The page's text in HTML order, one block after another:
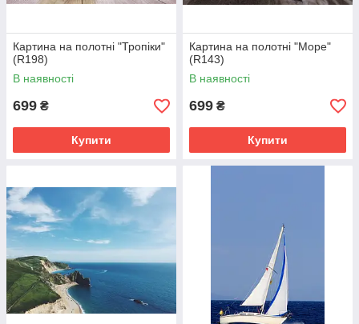
Картина на полотні "Тропіки"
(R198)
В наявності
699 ₴
Купити
Картина на полотні "Море"
(R143)
В наявності
699 ₴
Купити